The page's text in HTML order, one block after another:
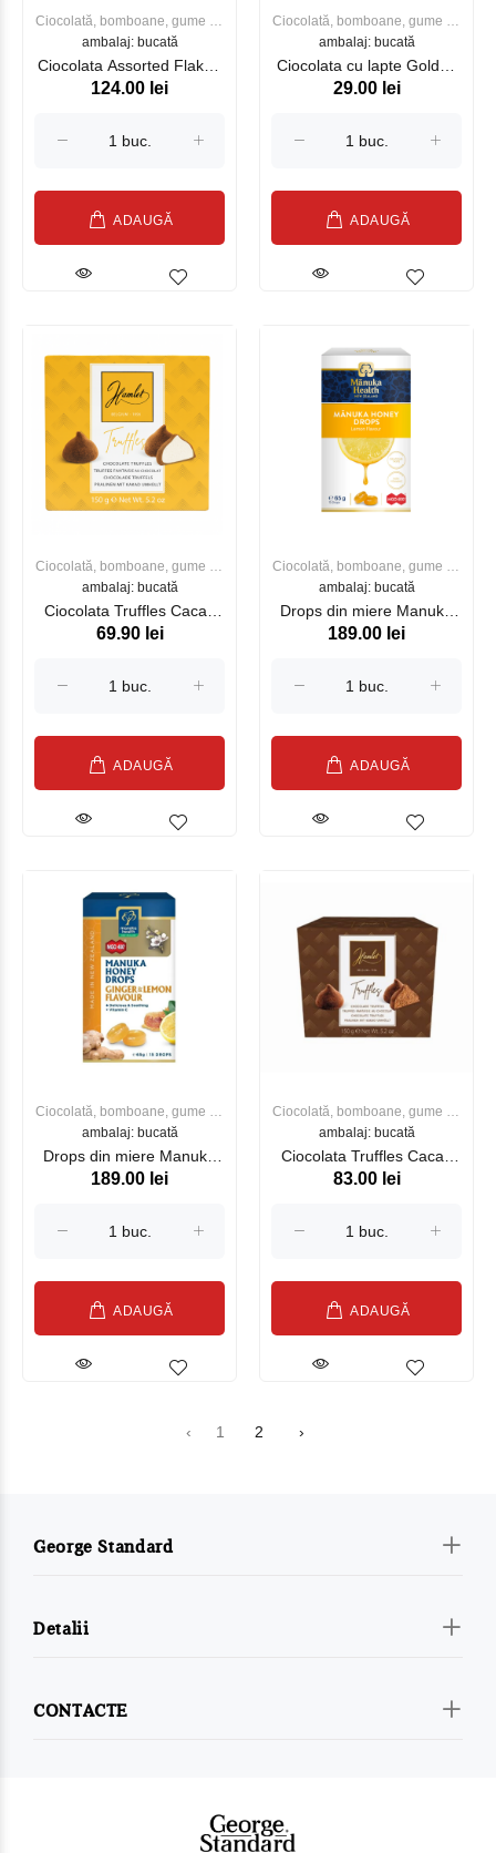
Ciocolată, bomboane, gume de
mestecat
ambalaj: bucată
Ciocolata Assorted Flaked
Truffles 200 g HAMLET
124.00 lei
ADAUGĂ
Ciocolată, bomboane, gume de
mestecat
ambalaj: bucată
Ciocolata cu lapte Golden
Euro Coins 50g HAMLET
29.00 lei
ADAUGĂ
Ciocolată, bomboane, gume de
mestecat
ambalaj: bucată
Ciocolata Truffles Cacao
150g HAMLET
69.90 lei
ADAUGĂ
Ciocolată, bomboane, gume de
mestecat
ambalaj: bucată
Drops din miere Manuka
MGO 400+ (65g) (lamaie)
189.00 lei
ADAUGĂ
Ciocolată, bomboane, gume de
mestecat
ambalaj: bucată
Drops din miere Manuka
MGO 400+ (65g) (ghimbir
189.00 lei
ADAUGĂ
Ciocolată, bomboane, gume de
mestecat
ambalaj: bucată
Ciocolata Truffles Cacao
Buttercream 150 g
83.00 lei
ADAUGĂ
‹ 1 2 ›
George Standard
Detalii
CONTACTE